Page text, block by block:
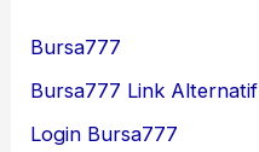
Bursa777
Bursa777 Link Alternatif
Login Bursa777